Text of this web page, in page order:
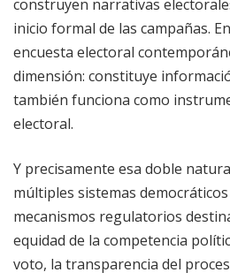
construyen narrativas
inicio formal de las campañas.
encuesta electoral
dimensión: constituye
también funciona como
electoral.
Y precisamente esa doble
múltiples sistemas
mecanismos regulatorios
equidad de la competencia
voto, la transparencia del